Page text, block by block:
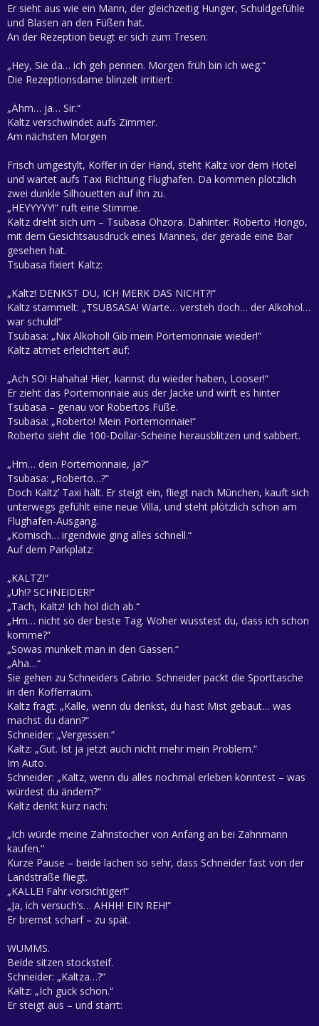
Er sieht aus wie ein Mann, der gleichzeitig Hunger, Schuldgefühle
und Blasen an den Füßen hat.
An der Rezeption beugt er sich zum Tresen:
„Hey, Sie da… ich geh pennen. Morgen früh bin ich weg.“
Die Rezeptionsdame blinzelt irritiert:
„Ähm… ja… Sir.“
Kaltz verschwindet aufs Zimmer.
Am nächsten Morgen
Frisch umgestylt, Koffer in der Hand, steht Kaltz vor dem Hotel
und wartet aufs Taxi Richtung Flughafen. Da kommen plötzlich
zwei dunkle Silhouetten auf ihn zu.
„HEYYYYY!“ ruft eine Stimme.
Kaltz dreht sich um – Tsubasa Ohzora. Dahinter: Roberto Hongo,
mit dem Gesichtsausdruck eines Mannes, der gerade eine Bar
gesehen hat.
Tsubasa fixiert Kaltz:
„Kaltz! DENKST DU, ICH MERK DAS NICHT?!“
Kaltz stammelt: „TSUBSASA! Warte… versteh doch… der Alkohol…
war schuld!“
Tsubasa: „Nix Alkohol! Gib mein Portemonnaie wieder!“
Kaltz atmet erleichtert auf:
„Ach SO! Hahaha! Hier, kannst du wieder haben, Looser!“
Er zieht das Portemonnaie aus der Jacke und wirft es hinter
Tsubasa – genau vor Robertos Füße.
Tsubasa: „Roberto! Mein Portemonnaie!“
Roberto sieht die 100-Dollar-Scheine herausblitzen und sabbert.
„Hm… dein Portemonnaie, ja?“
Tsubasa: „Roberto…?“
Doch Kaltz’ Taxi hält. Er steigt ein, fliegt nach München, kauft sich
unterwegs gefühlt eine neue Villa, und steht plötzlich schon am
Flughafen-Ausgang.
„Komisch… irgendwie ging alles schnell.“
Auf dem Parkplatz:
„KALTZ!“
„Uh!? SCHNEIDER!“
„Tach, Kaltz! Ich hol dich ab.“
„Hm… nicht so der beste Tag. Woher wusstest du, dass ich schon
komme?“
„Sowas munkelt man in den Gassen.“
„Aha…“
Sie gehen zu Schneiders Cabrio. Schneider packt die Sporttasche
in den Kofferraum.
Kaltz fragt: „Kalle, wenn du denkst, du hast Mist gebaut… was
machst du dann?“
Schneider: „Vergessen.“
Kaltz: „Gut. Ist ja jetzt auch nicht mehr mein Problem.“
Im Auto.
Schneider: „Kaltz, wenn du alles nochmal erleben könntest – was
würdest du ändern?“
Kaltz denkt kurz nach:
„Ich würde meine Zahnstocher von Anfang an bei Zahnmann
kaufen.“
Kurze Pause – beide lachen so sehr, dass Schneider fast von der
Landstraße fliegt.
„KALLE! Fahr vorsichtiger!“
„Ja, ich versuch’s… AHHH! EIN REH!“
Er bremst scharf – zu spät.
WUMMS.
Beide sitzen stocksteif.
Schneider: „Kaltza…?“
Kaltz: „Ich guck schon.“
Er steigt aus – und starrt: